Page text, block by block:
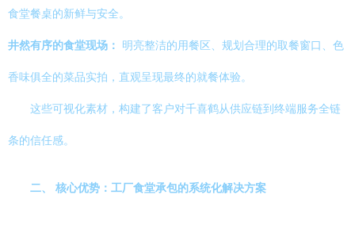
食堂餐桌的新鲜与安全。
井然有序的食堂现场： 明亮整洁的用餐区、规划合理的取餐窗口、色
香味俱全的菜品实拍，直观呈现最终的就餐体验。
这些可视化素材，构建了客户对千喜鹤从供应链到终端服务全链
条的信任感。
二、 核心优势：工厂食堂承包的系统化解决方案